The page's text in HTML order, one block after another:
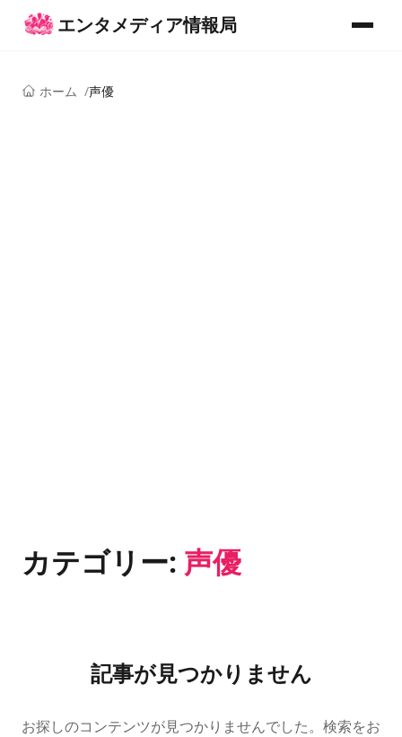
コンテンツへスキップ
エンタメディア情報局 メニュー
ホーム 声優
カテゴリー: 声優
記事が見つかりません
お探しのコンテンツが見つかりませんでした。検索をお